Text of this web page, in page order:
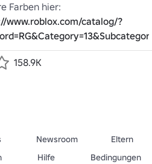
www.roblox.com/catalog/?
158.9K
Newsroom
Eltern
Hilfe Bedingungen